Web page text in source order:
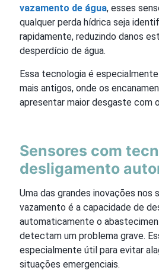
vazamento de água, esses
qualquer perda hídrica seja
rapidamente, reduzindo danos
desperdício de água.
Essa tecnologia é
mais antigos, onde os
apresentar maior desgaste com
Sensores com
desligamento
Uma das grandes inovações nos
vazamento é a capacidade de
automaticamente o
detectam um problema grave.
especialmente útil para evitar
situações emergenciais.